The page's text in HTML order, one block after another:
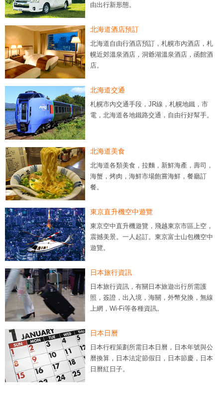
由出行新形態。
北海道酒店預訂
北海道自由行酒店預訂，札幌市內酒店，札
幌近郊溫泉酒店，洞爺湖溫泉酒店，函館酒
店。
北海道交通
札幌市內交通手段，JR線，札幌地鐵，市
電，北海道各地鐵路交通，自由行好幫手。
北海道美食
北海道各類美食，拉麵，新鮮海產，壽司，
海蟹，烤肉，海鮮市場飽嘗海鮮，餐廳訂
餐。
東京直升機空中遊覽
東京空中直升機遊覽，飛越東京市區上空，
震撼美景。一人起訂。東京富士山包機空中
遊覽。
日本旅行資訊
日本旅行資訊，有關日本旅遊出行所需護
照，簽證，出入境，海關，外幣兌換，無線
上網，Wi-Fi等各種資訊。
日本日曆
日本行程策劃所需日本日曆，日本年號與公
曆換算，日本法定節假日，日本節慶，日本
日曆紅日子。